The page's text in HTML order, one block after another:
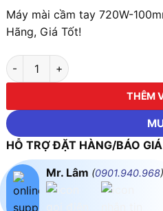
Máy mài cầm tay 720W-
Hãng, Giá Tốt!
Máy mài cầm tay 720W-100mm
THÊM
HỖ TRỢ ĐẶT HÀNG/BÁO
Mr. Lâm (0901.940.968)